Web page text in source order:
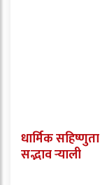
धार्मिक
सद्भाव र्‍याली